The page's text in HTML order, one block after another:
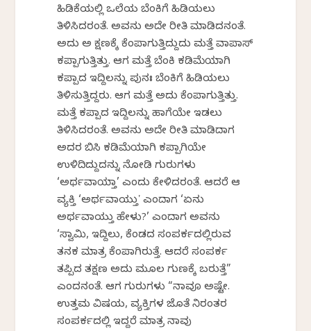
ಹಿಡಿಕೆಯಲ್ಲಿ ಒಲೆಯ ಬೆಂಕಿಗೆ ಹಿಡಿಯಲು
ತಿಳಿಸಿದರಂತೆ. ಅವನು ಅದೇ ರೀತಿ ಮಾಡಿದನಂತೆ.
ಅದು ಅ ಕ್ಷಣಕ್ಕೆ ಕೆಂಪಾಗುತ್ತಿದ್ದುದು ಮತ್ತೆ ವಾಪಾಸ್
ಕಪ್ಪಾಗುತ್ತಿತ್ತು. ಆಗ ಮತ್ತೆ ಬೆಂಕಿ ಕಡಿಮೆಯಾಗಿ
ಕಪ್ಪಾದ ಇದ್ದಿಲನ್ನು ಪುನಃ ಬೆಂಕಿಗೆ ಹಿಡಿಯಲು
ತಿಳಿಸುತ್ತಿದ್ದರು. ಆಗ ಮತ್ತೆ ಅದು ಕೆಂಪಾಗುತ್ತಿತ್ತು.
ಮತ್ತೆ ಕಪ್ಪಾದ ಇದ್ದಿಲನ್ನು ಹಾಗೆಯೇ ಇಡಲು
ತಿಳಿಸಿದರಂತೆ. ಅವನು ಅದೇ ರೀತಿ ಮಾಡಿದಾಗ
ಅದರ ಬಿಸಿ ಕಡಿಮೆಯಾಗಿ ಕಪ್ಪಾಗಿಯೇ
ಉಳಿದಿದ್ದುದನ್ನು ನೋಡಿ ಗುರುಗಳು
‘ಅರ್ಥವಾಯ್ತಾ’ ಎಂದು ಕೇಳಿದರಂತೆ. ಆದರೆ ಆ
ವ್ಯಕ್ತಿ ‘ಅರ್ಥವಾಯ್ತುʼ ಎಂದಾಗ ‘ಏನು
ಅರ್ಥವಾಯ್ತು ಹೇಳು?’ ಎಂದಾಗ ಅವನು
‘ಸ್ವಾಮಿ, ಇದ್ದಿಲು, ಕೆಂಡದ ಸಂಪರ್ಕದಲ್ಲಿರುವ
ತನಕ ಮಾತ್ರ ಕೆಂಪಾಗಿರುತ್ತೆ. ಆದರೆ ಸಂಪರ್ಕ
ತಪ್ಪಿದ ತಕ್ಷಣ ಅದು ಮೂಲ ಗುಣಕ್ಕೆ ಬರುತ್ತೆ”
ಎಂದನಂತೆ. ಆಗ ಗುರುಗಳು “ನಾವೂ ಅಷ್ಟೇ.
ಉತ್ತಮ ವಿಷಯ, ವ್ಯಕ್ತಿಗಳ ಜೊತೆ ನಿರಂತರ
ಸಂಪರ್ಕದಲ್ಲಿ ಇದ್ದರೆ ಮಾತ್ರ ನಾವು